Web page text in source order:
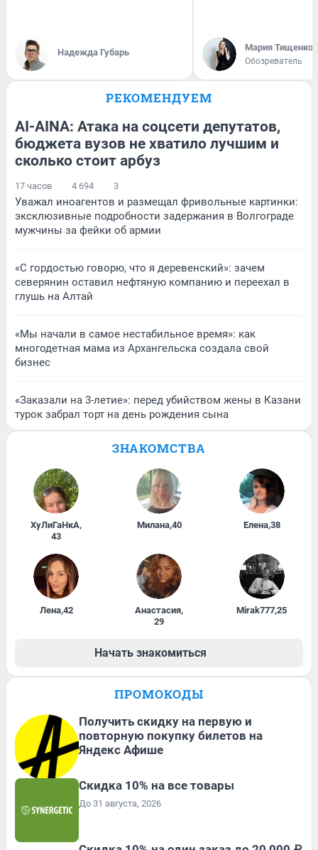
Надежда Губарь Мария Тищенко
Обозреватель
РЕКОМЕНДУЕМ
AI-AINA: Атака на соцсети депутатов,
бюджета вузов не хватило лучшим и
сколько стоит арбуз
17 часов 4 694 3
Уважал иноагентов и размещал фривольные картинки:
эксклюзивные подробности задержания в Волгограде
мужчины за фейки об армии
«С гордостью говорю, что я деревенский»: зачем
северянин оставил нефтяную компанию и переехал в
глушь на Алтай
«Мы начали в самое нестабильное время»: как
многодетная мама из Архангельска создала свой
бизнес
«Заказали на 3-летие»: перед убийством жены в Казани
турок забрал торт на день рождения сына
ЗНАКОМСТВА
ХуЛиГаНкА,
43
Милана,40 Елена,38
Лена,42 Анастасия,
29
Mirak777,25
Начать знакомиться
ПРОМОКОДЫ
Получить скидку на первую и
повторную покупку билетов на
Яндекс Афише
Скидка 10% на все товары
До 31 августа, 2026